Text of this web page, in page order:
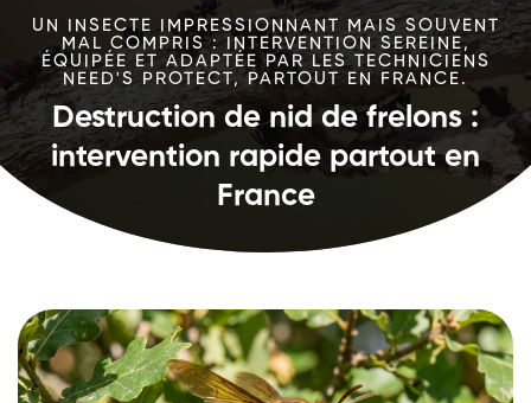
UN INSECTE IMPRESSIONNANT MAIS SOUVENT
MAL COMPRIS : INTERVENTION SEREINE,
ÉQUIPÉE ET ADAPTÉE PAR LES TECHNICIENS
NEED'S PROTECT, PARTOUT EN FRANCE.
Destruction de nid de frelons :
intervention rapide partout en
France